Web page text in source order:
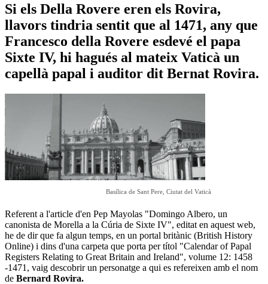
Si els Della Rovere eren els Rovira,
llavors tindria sentit que al 1471, any que
Francesco della Rovere esdevé el papa
Sixte IV, hi hagués al mateix Vaticà un
capellà papal i auditor dit Bernat Rovira.
Basílica de Sant Pere, Ciutat del Vaticà
Referent a l'article d'en Pep Mayolas "Domingo Albero, un
canonista de Morella a la Cúria de Sixte IV", editat en aquest web,
he de dir que fa algun temps, en un portal britànic (British History
Online) i dins d'una carpeta que porta per títol "Calendar of Papal
Registers Relating to Great Britain and Ireland", volume 12: 1458
-1471, vaig descobrir un personatge a qui es refereixen amb el nom
de Bernard Rovira.